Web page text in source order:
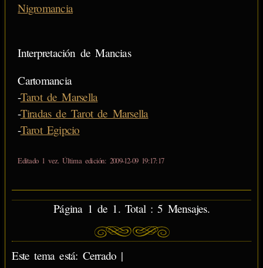
Nigromancia
Interpretación de Mancias
Cartomancia
-Tarot de Marsella
-Tiradas de Tarot de Marsella
-Tarot Egipcio
Editado 1 vez. Última edición: 2009-12-09 19:17:17
Página 1 de 1. Total : 5 Mensajes.
Este tema está: Cerrado |